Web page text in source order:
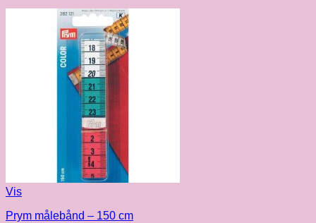
Vis
Prym målebånd – 150 cm